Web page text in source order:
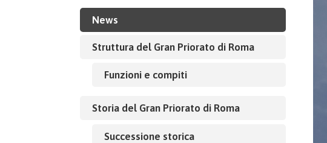
News
Struttura del Gran Priorato di Roma
Funzioni e compiti
Storia del Gran Priorato di Roma
Successione storica